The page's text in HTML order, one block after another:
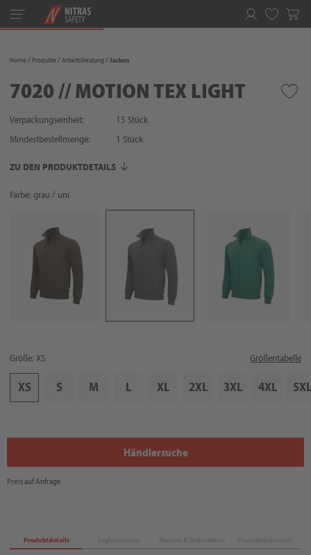
Toggle
navigation
Home Produkte Arbeitskleidung Jacken
7020 // MOTION TEX LIGHT
Verpackungseinheit:
15 Stück
Mindestbestellmenge:
1 Stück
ZU DEN PRODUKTDETAILS
Farbe: grau / uni
Größe: XS Größentabelle
XS S M L XL 2XL 3XL 4XL 5XL
Händlersuche
Preis auf Anfrage
Produktdetails